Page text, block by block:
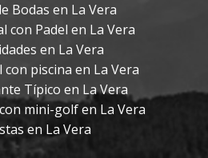
Bodas en La Vera
con Padel en La Vera
en La Vera
con piscina en La Vera
Típico en La Vera
mini-golf en La Vera
en La Vera